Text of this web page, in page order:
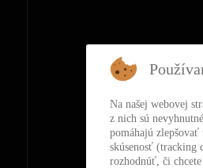
Na našej webovej
z nich sú
pomáhajú
skúsenosť (tracking
rozhodnúť, či